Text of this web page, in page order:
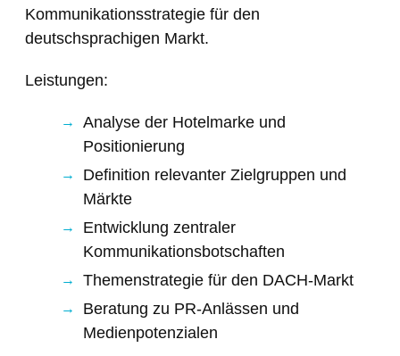
Kommunikationsstrategie für den
deutschsprachigen Markt.
Leistungen:
Analyse der Hotelmarke und
Positionierung
Definition relevanter Zielgruppen und
Märkte
Entwicklung zentraler
Kommunikationsbotschaften
Themenstrategie für den DACH-Markt
Beratung zu PR-Anlässen und
Medienpotenzialen